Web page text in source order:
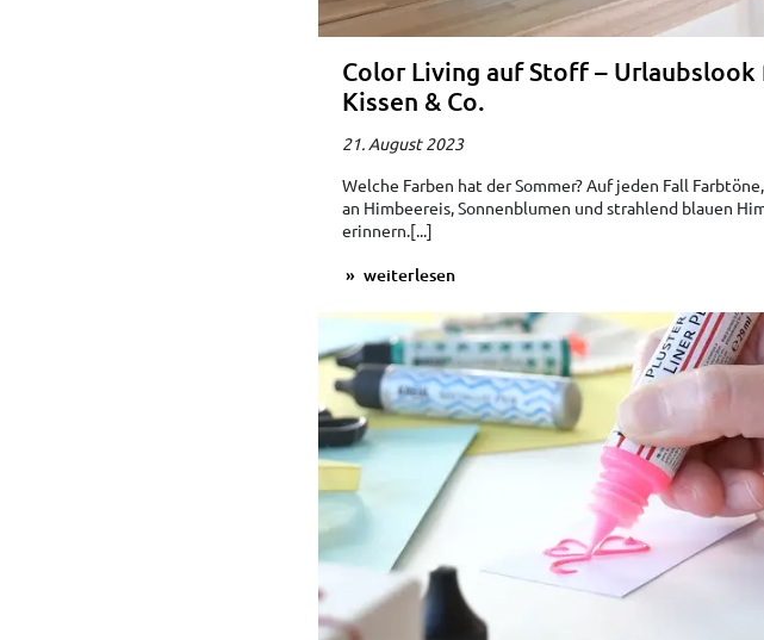
Color Living auf Stoff – Urlaubslook
Kissen & Co.
21. August 2023
Welche Farben hat der Sommer? Auf jeden Fall
an Himbeereis, Sonnenblumen und strahlend blauen
erinnern.[...]
weiterlesen